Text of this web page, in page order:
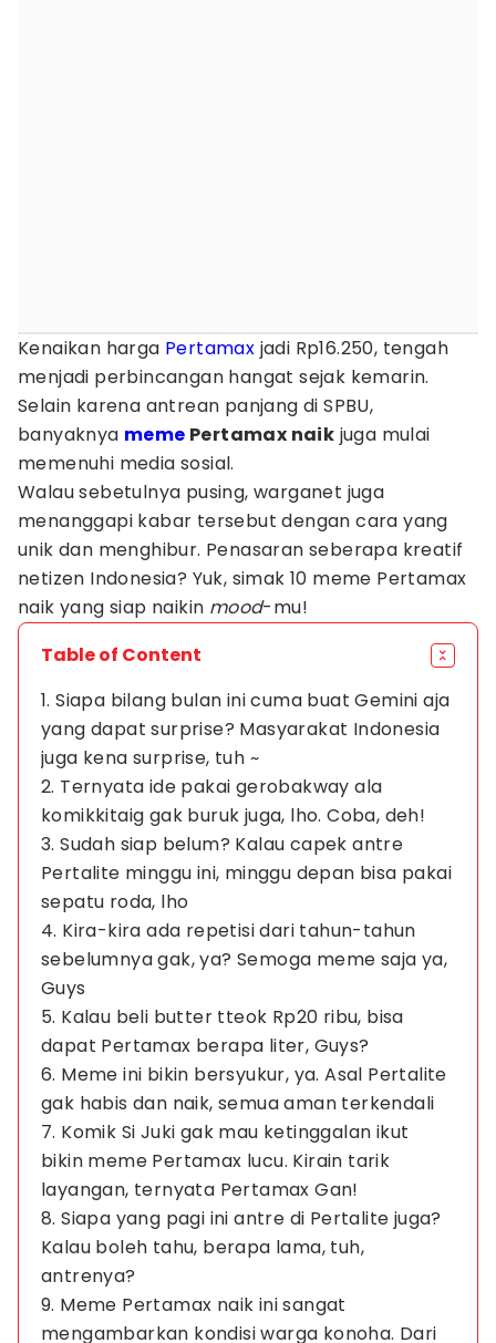
Kenaikan harga Pertamax jadi Rp16.250, tengah
menjadi perbincangan hangat sejak kemarin.
Selain karena antrean panjang di SPBU,
banyaknya meme Pertamax naik juga mulai
memenuhi media sosial.
Walau sebetulnya pusing, warganet juga
menanggapi kabar tersebut dengan cara yang
unik dan menghibur. Penasaran seberapa kreatif
netizen Indonesia? Yuk, simak 10 meme Pertamax
naik yang siap naikin mood-mu!
Table of Content
1. Siapa bilang bulan ini cuma buat Gemini aja
yang dapat surprise? Masyarakat Indonesia
juga kena surprise, tuh ~
2. Ternyata ide pakai gerobakway ala
komikkitaig gak buruk juga, lho. Coba, deh!
3. Sudah siap belum? Kalau capek antre
Pertalite minggu ini, minggu depan bisa pakai
sepatu roda, lho
4. Kira-kira ada repetisi dari tahun-tahun
sebelumnya gak, ya? Semoga meme saja ya,
Guys
5. Kalau beli butter tteok Rp20 ribu, bisa
dapat Pertamax berapa liter, Guys?
6. Meme ini bikin bersyukur, ya. Asal Pertalite
gak habis dan naik, semua aman terkendali
7. Komik Si Juki gak mau ketinggalan ikut
bikin meme Pertamax lucu. Kirain tarik
layangan, ternyata Pertamax Gan!
8. Siapa yang pagi ini antre di Pertalite juga?
Kalau boleh tahu, berapa lama, tuh,
antrenya?
9. Meme Pertamax naik ini sangat
mengambarkan kondisi warga konoha. Dari